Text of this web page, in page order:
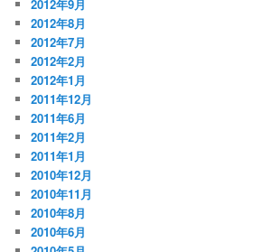
2012年9月
2012年8月
2012年7月
2012年2月
2012年1月
2011年12月
2011年6月
2011年2月
2011年1月
2010年12月
2010年11月
2010年8月
2010年6月